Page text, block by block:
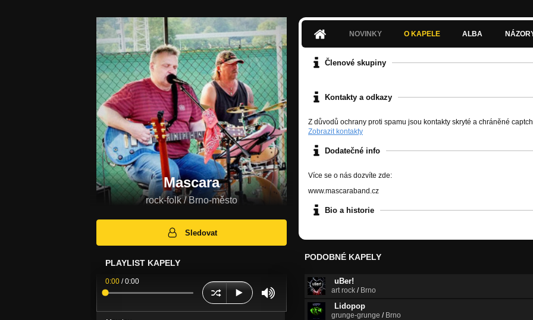
Mascara
rock-folk / Brno-město
Sledovat
PLAYLIST KAPELY
0:00 /0:00
NOVINKY O KAPELE ALBA
Členové skupiny
Kontakty a odkazy
Z důvodů ochrany proti spamu jsou kontakty skryté a chráněné
Zobrazit kontakty
Dodatečné info
Více se o nás dozvíte zde:
www.mascaraband.cz
Bio a historie
PODOBNÉ KAPELY
uBer!
art rock / Brno
Lidopop
grunge-grunge / Brno